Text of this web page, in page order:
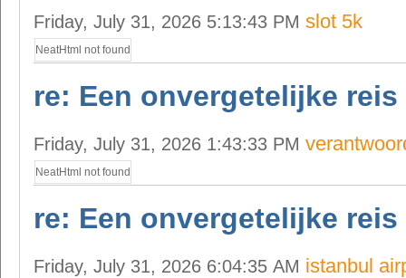
Friday, July 31, 2026 5:13:43 PM slot 5k
NeatHtml not found
re: Een onvergetelijke reis
Friday, July 31, 2026 1:43:33 PM
NeatHtml not found
re: Een onvergetelijke reis
Friday, July 31, 2026 6:04:35 AM istanbul